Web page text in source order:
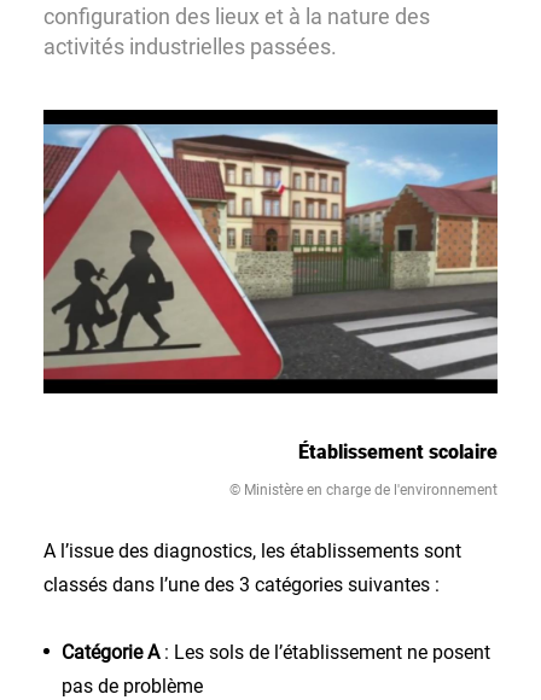
configuration des lieux et à la nature des
activités industrielles passées.
Établissement scolaire
© Ministère en charge de l'environnement
A l’issue des diagnostics, les établissements sont
classés dans l’une des 3 catégories suivantes :
Catégorie A: Les sols de l’établissement ne posent
pas de problème